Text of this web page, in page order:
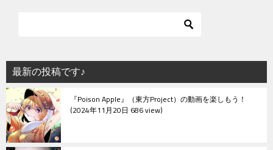
シ
ョ
ン
最新の投稿です♪
『Poison Apple』（東方Project）の動画を楽しもう！
2024年11月20日 686 view